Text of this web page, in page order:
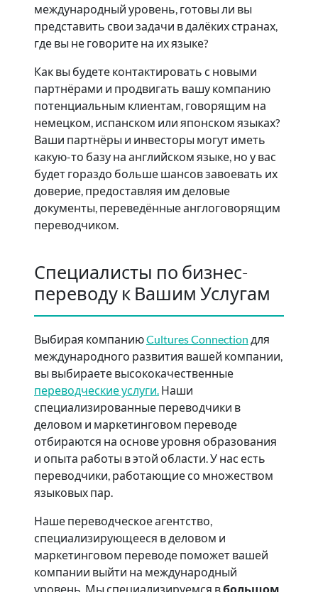
международный уровень, готовы ли вы
представить свои задачи в далёких странах,
где вы не говорите на их языке?
Как вы будете контактировать с новыми
партнёрами и продвигать вашу компанию
потенциальным клиентам, говорящим на
немецком, испанском или японском языках?
Ваши партнёры и инвесторы могут иметь
какую-то базу на английском языке, но у вас
будет гораздо больше шансов завоевать их
доверие, предоставляя им деловые
документы, переведённые англоговорящим
переводчиком.
Специалисты по бизнес-
переводу к Вашим Услугам
Выбирая компаниюCultures Connection для
международного развития вашей компании,
вы выбираете высококачественные
переводческие услуги. Наши
специализированные переводчики в
деловом и маркетинговом переводе
отбираются на основе уровня образования
и опыта работы в этой области. У нас есть
переводчики, работающие со множеством
языковых пар.
Наше переводческое агентство,
специализирующееся в деловом и
маркетинговом переводе поможет вашей
компании выйти на международный
уровень. Мы специализируемся вбольшом